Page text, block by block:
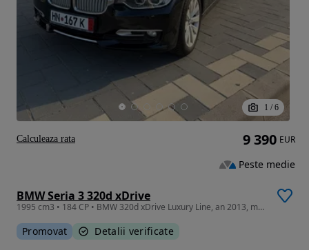
1 / 6
BMW Seria 3 320d xDrive
1995 cm3 • 184 CP • BMW 320d xDrive Luxury Line, an 2013, motor 2.0 diesel 184 CP
Promovat Detalii verificate
9 390 EUR
Peste medie
Calculeaza rata